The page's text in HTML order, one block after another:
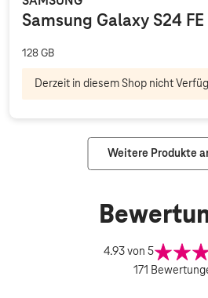
Samsung Galaxy S24 FE
128 GB
Derzeit in diesem Shop nicht
Weitere Produkte
4.93von 5
171